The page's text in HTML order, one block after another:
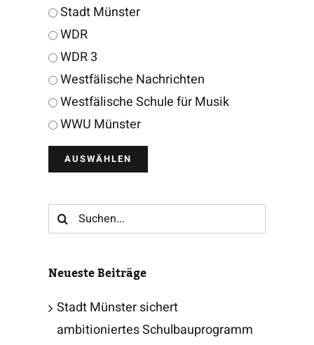
Stadt Münster
WDR
WDR 3
Westfälische Nachrichten
Westfälische Schule für Musik
WWU Münster
Suche
nach:
Neueste Beiträge
Stadt Münster sichert
ambitioniertes Schulbauprogramm